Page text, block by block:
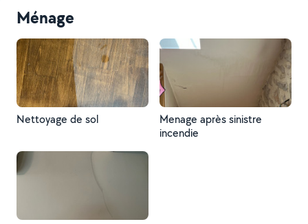
Ménage
Nettoyage de sol
Menage après sinistre
incendie